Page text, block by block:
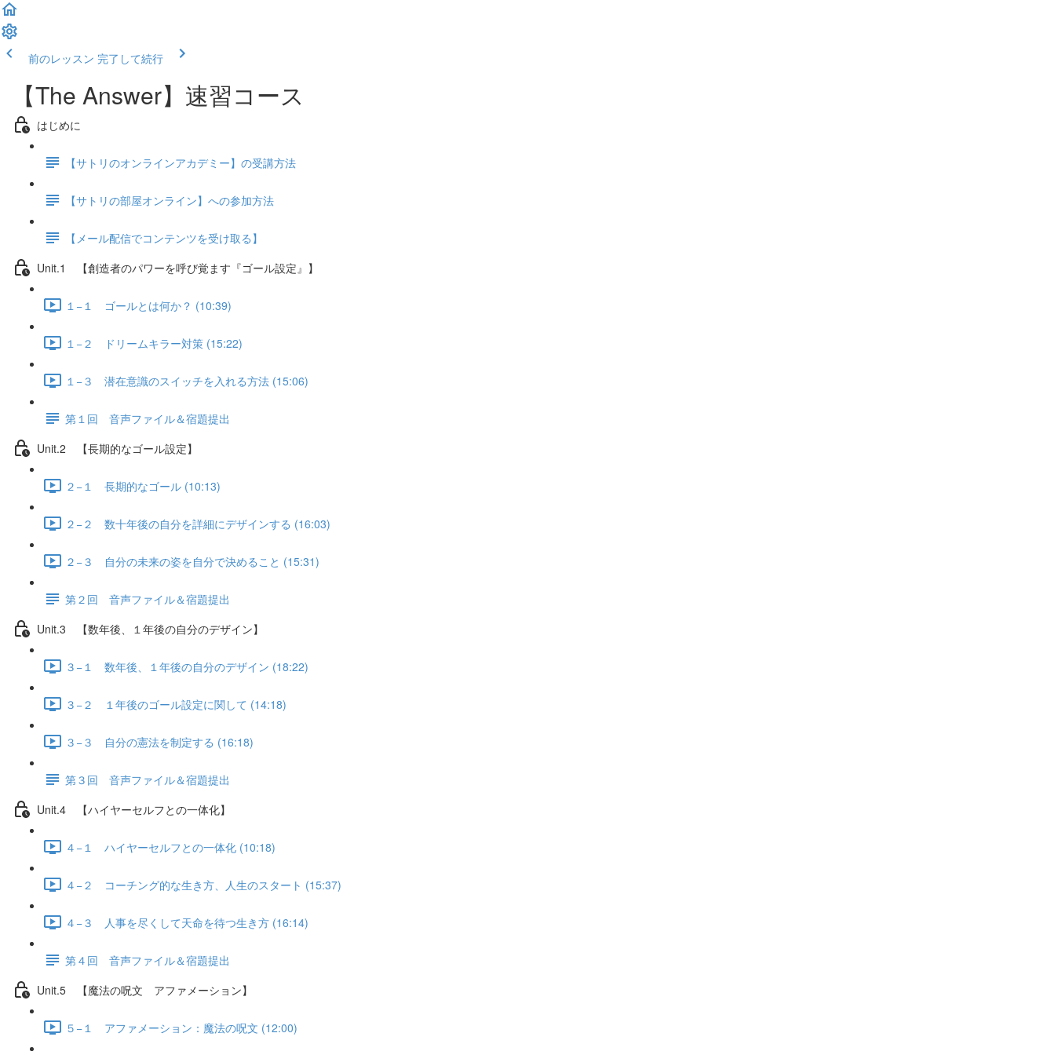
前のレッスン 完了して続行
【The Answer】速習コース
はじめに
【サトリのオンラインアカデミー】の受講方法
【サトリの部屋オンライン】への参加方法
【メール配信でコンテンツを受け取る】
Unit.1 【創造者のパワーを呼び覚ます『ゴール設定』】
１−１ ゴールとは何か？ (10:39)
１−２ ドリームキラー対策 (15:22)
１−３ 潜在意識のスイッチを入れる方法 (15:06)
第１回 音声ファイル＆宿題提出
Unit.2 【長期的なゴール設定】
２−１ 長期的なゴール (10:13)
２−２ 数十年後の自分を詳細にデザインする (16:03)
２−３ 自分の未来の姿を自分で決めること (15:31)
第２回 音声ファイル＆宿題提出
Unit.3 【数年後、１年後の自分のデザイン】
３−１ 数年後、１年後の自分のデザイン (18:22)
３−２ １年後のゴール設定に関して (14:18)
３−３ 自分の憲法を制定する (16:18)
第３回 音声ファイル＆宿題提出
Unit.4 【ハイヤーセルフとの一体化】
４−１ ハイヤーセルフとの一体化 (10:18)
４−２ コーチング的な生き方、人生のスタート (15:37)
４−３ 人事を尽くして天命を待つ生き方 (16:14)
第４回 音声ファイル＆宿題提出
Unit.5 【魔法の呪文 アファメーション】
５−１ アファメーション：魔法の呪文 (12:00)